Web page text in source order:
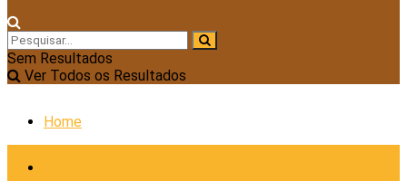
Sem Resultados
Ver Todos os Resultados
Home